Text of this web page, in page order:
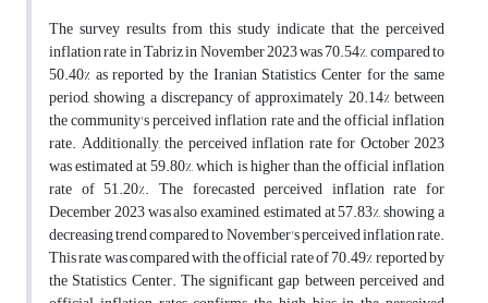
The survey results from this study indicate that the perceived
inflation rate in Tabriz in November 2023 was 70.54%, compared to
50.40% as reported by the Iranian Statistics Center for the same
period, showing a discrepancy of approximately 20.14% between
the community's perceived inflation rate and the official inflation
rate. Additionally, the perceived inflation rate for October 2023
was estimated at 59.80%, which is higher than the official inflation
rate of 51.20%. The forecasted perceived inflation rate for
December 2023 was also examined, estimated at 57.83%, showing a
decreasing trend compared to November's perceived inflation rate.
This rate was compared with the official rate of 70.49% reported by
the Statistics Center. The significant gap between perceived and